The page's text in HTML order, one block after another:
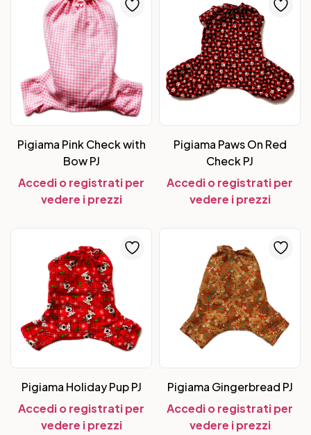
Pigiama Pink Check with
Bow PJ
Accedi o registrati per
vedere i prezzi
Pigiama Paws On Red
Check PJ
Accedi o registrati per
vedere i prezzi
Pigiama Holiday Pup PJ
Accedi o registrati per
vedere i prezzi
Pigiama Gingerbread PJ
Accedi o registrati per
vedere i prezzi